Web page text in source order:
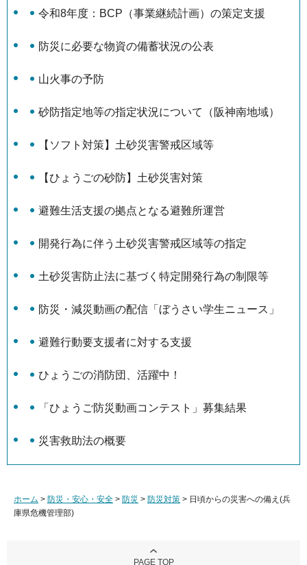
令和8年度：BCP（事業継続計画）の策定支援
防災に必要な物資の備蓄状況の公表
山火事の予防
砂防指定地等の指定状況について（阪神南地域）
【ソフト対策】土砂災害警戒区域等
【ひょうごの砂防】土砂災害対策
避難生活支援の拠点となる避難所運営
開発行為に伴う土砂災害警戒区域等の指定
土砂災害防止法に基づく特定開発行為の制限等
防災・減災動画の配信「ぼうさい学生ニュース」
避難行動要支援者に対する支援
ひょうごの消防団、活躍中！
「ひょうご防災動画コンテスト」募集結果
災害救助法の概要
ホーム > 防災・安心・安全 > 防災 > 防災対策 > 日頃からの災害への備え(兵
庫県危機管理部)
PAGE TOP